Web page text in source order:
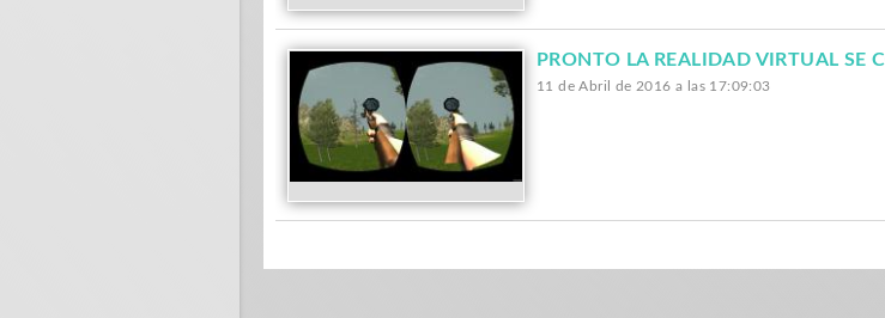
11 de Abril de 2016 a las 17:09:03